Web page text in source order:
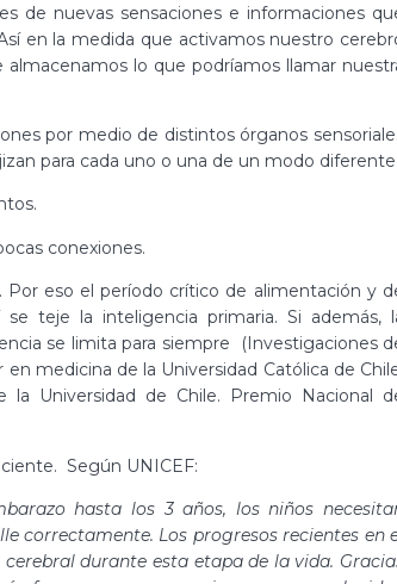
de nuevas sensaciones e informaciones
en la medida que activamos nuestro
lo que podríamos llamar
por medio de distintos órganos
para cada uno o una de un modo diferente.
conexiones.
Por eso el período crítico de alimentación y
teje la inteligencia primaria. Si además,
se limita para siempre (Investigaciones
medicina de la Universidad Católica de
la Universidad de Chile. Premio Nacional
Según UNICEF:
hasta los 3 años, los niños
correctamente. Los progresos recientes en
durante esta etapa de la vida.